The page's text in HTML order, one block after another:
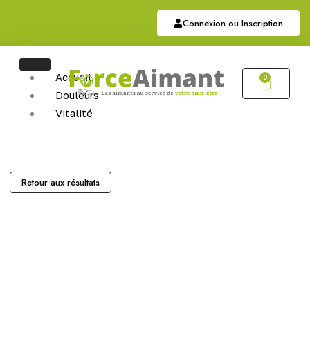
Connexion ou Inscription
Accueil
Douleurs
Vitalité
Hématite
0
Retour aux résultats